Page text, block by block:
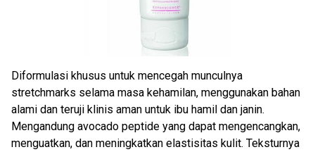
Diformulasi khusus untuk mencegah munculnya
stretchmarks selama masa kehamilan, menggunakan bahan
alami dan teruji klinis aman untuk ibu hamil dan janin.
Mengandung avocado peptide yang dapat mengencangkan,
menguatkan, dan meningkatkan elastisitas kulit. Teksturnya